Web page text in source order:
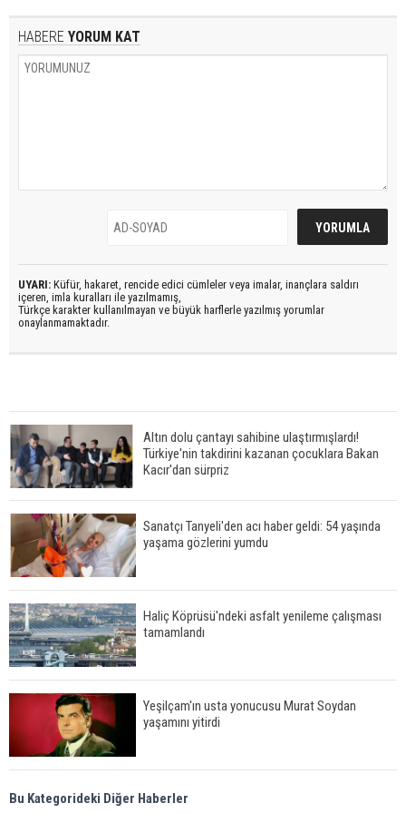
HABERE YORUM KAT
UYARI: Küfür, hakaret, rencide edici cümleler veya imalar, inançlara saldırı
içeren, imla kuralları ile yazılmamış,
Türkçe karakter kullanılmayan ve büyük harflerle yazılmış yorumlar
onaylanmamaktadır.
Altın dolu çantayı sahibine ulaştırmışlardı!
Türkiye'nin takdirini kazanan çocuklara Bakan
Kacır'dan sürpriz
Sanatçı Tanyeli'den acı haber geldi: 54 yaşında
yaşama gözlerini yumdu
Haliç Köprüsü'ndeki asfalt yenileme çalışması
tamamlandı
Yeşilçam'ın usta yonucusu Murat Soydan
yaşamını yitirdi
Meral Akşener ile Müsavat Dervişoğlu cenazede
Bu Kategorideki Diğer Haberler